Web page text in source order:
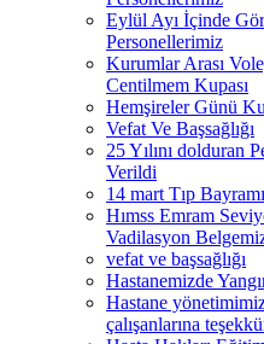
Eylül Ayı İçinde
Personellerimiz
Kurumlar Arası
Centilmem Kupası
Hemşireler Günü
Vefat Ve Başsağlığı
25 Yılını dolduran
Verildi
14 mart Tıp
Hımss Emram
Vadilasyon
vefat ve başsağlığı
Hastanemizde
Hastane
çalışanlarına